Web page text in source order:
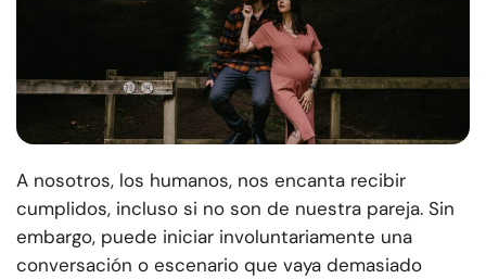
A nosotros, los humanos, nos encanta recibir
cumplidos, incluso si no son de nuestra pareja. Sin
embargo, puede iniciar involuntariamente una
conversación o escenario que vaya demasiado